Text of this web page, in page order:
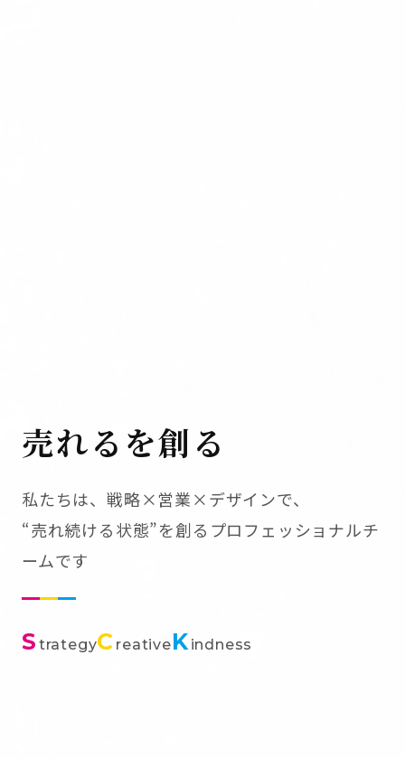
売れるを創る
私たちは、戦略×営業×デザインで、
“売れ続ける状態”を創るプロフェッショナルチ
ームです
S trategyC reativeKindness